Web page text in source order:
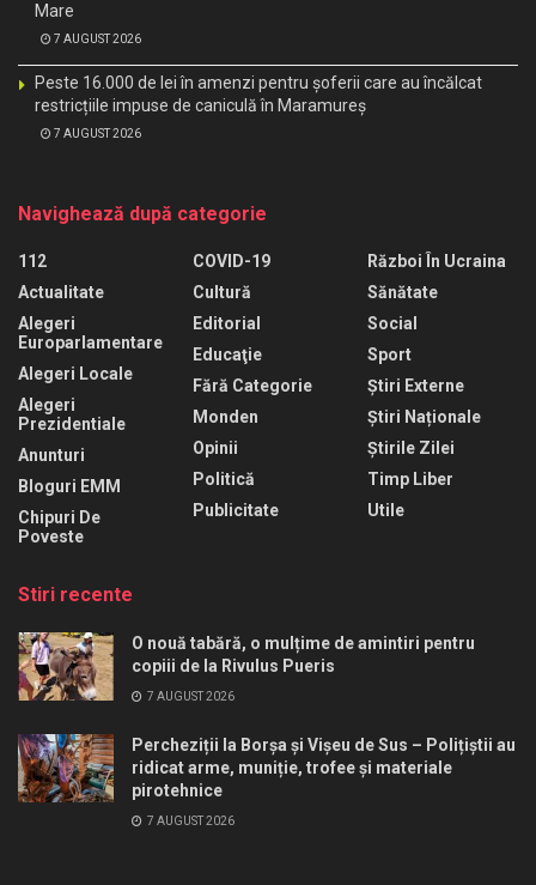
Mare
7 AUGUST 2026
Peste 16.000 de lei în amenzi pentru șoferii care au încălcat
restricțiile impuse de caniculă în Maramureș
7 AUGUST 2026
Navighează după categorie
112
Actualitate
Alegeri
Europarlamentare
Alegeri Locale
Alegeri
Prezidentiale
Anunturi
Bloguri EMM
Chipuri De
Poveste
COVID-19
Cultură
Editorial
Educaţie
Fără Categorie
Monden
Opinii
Politică
Publicitate
Război În Ucraina
Sănătate
Social
Sport
Știri Externe
Știri Naționale
Știrile Zilei
Timp Liber
Utile
Stiri recente
O nouă tabără, o mulțime de amintiri pentru
copiii de la Rivulus Pueris
7 AUGUST 2026
Percheziții la Borșa și Vișeu de Sus – Polițiștii au
ridicat arme, muniție, trofee și materiale
pirotehnice
7 AUGUST 2026